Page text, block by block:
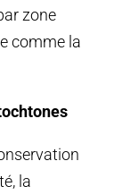
zone
comme la
la